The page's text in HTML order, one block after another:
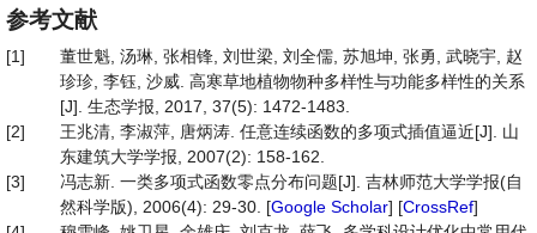
参考文献
[1]
董世魁, 汤琳, 张相锋, 刘世梁, 刘全儒, 苏旭坤, 张勇, 武晓宇, 赵
珍珍, 李钰, 沙威. 高寒草地植物物种多样性与功能多样性的关系
[J]. 生态学报, 2017, 37(5): 1472-1483.
[2]
王兆清, 李淑萍, 唐炳涛. 任意连续函数的多项式插值逼近[J]. 山
东建筑大学学报, 2007(2): 158-162.
[3]
冯志新. 一类多项式函数零点分布问题[J]. 吉林师范大学学报(自
然科学版), 2006(4): 29-30. [Google Scholar] [CrossRef]